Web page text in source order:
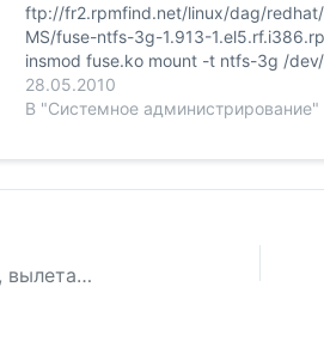
ftp://fr2.rpmfind.net/linux/dag/
MS/fuse-ntfs-3g-1.913-
insmod fuse.ko mount -t ntfs-3g /
28.05.2010
В "Системное администрирование"
[Windows 2003 — копирование больших фйлов, вылетает с ошибкой нехватки системных ресурсов]